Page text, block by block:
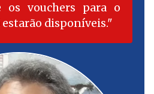
os vouchers para o
disponíveis.